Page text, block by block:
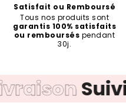
Satisfait ou Remboursé
Tous nos produits sont
garantis 100% satisfaits
ou remboursés pendant
30j.
Suivie